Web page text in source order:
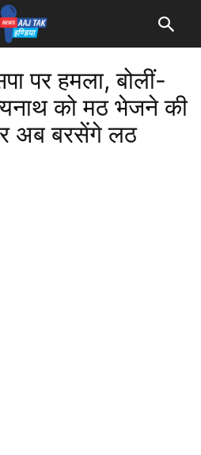
पर हमला, बोलीं-
को मठ भेजने की
अब बरसेंगे लठ